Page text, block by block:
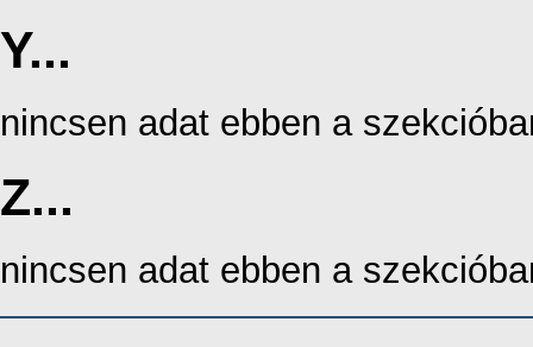
Y...
nincsen adat ebben a
Z...
nincsen adat ebben a